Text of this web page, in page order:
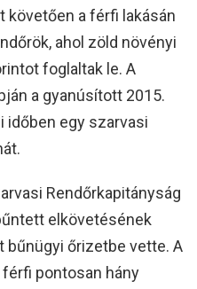
követően a férfi lakásán
ahol zöld növényi
foglaltak le. A
a gyanúsított 2015.
időben egy szarvasi
Rendőrkapitányság
elkövetésének
bűnügyi őrizetbe vette. A
pontosan hány